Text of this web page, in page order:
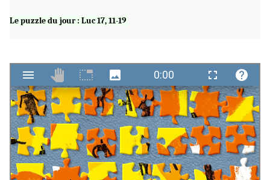
Le puzzle du jour : Luc 17, 11-19